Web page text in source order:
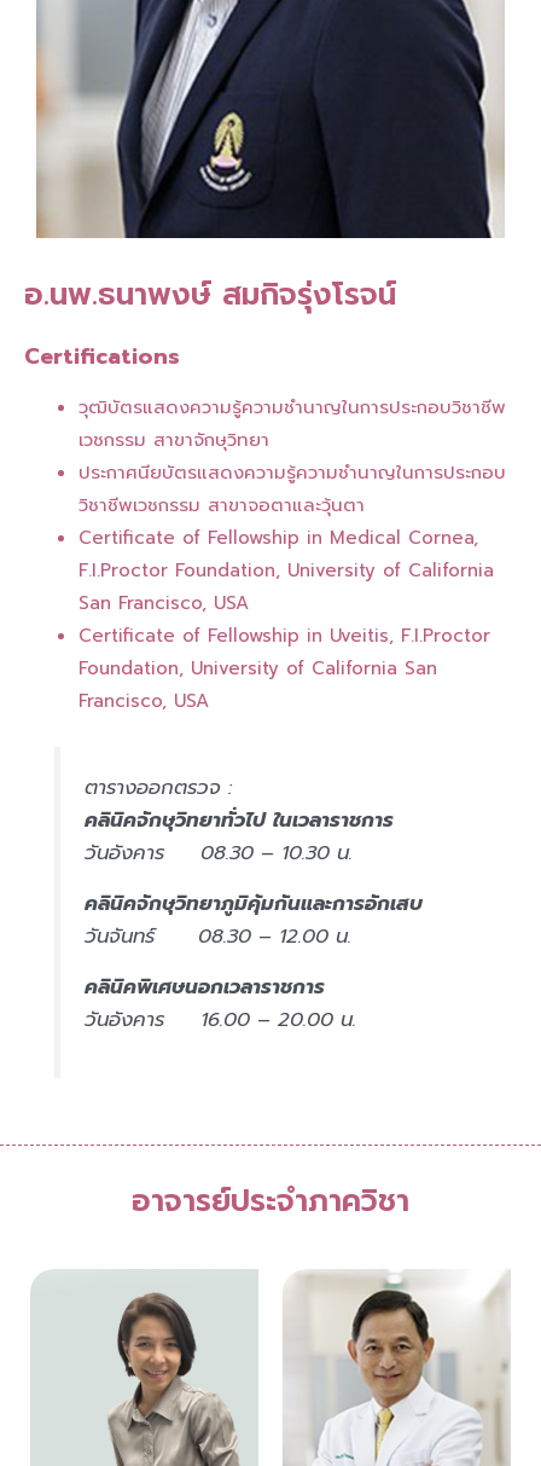
อ.นพ.ธนาพงษ์ สมกิจรุ่งโรจน์
Certifications
วุฒิบัตรแสดงความรู้ความชำนาญในการประกอบวิชาชีพ
เวชกรรม สาขาจักษุวิทยา
ประกาศนียบัตรแสดงความรู้ความชำนาญในการประกอบ
วิชาชีพเวชกรรม สาขาจอตาและวุ้นตา
Certificate of Fellowship in Medical Cornea,
F.I.Proctor Foundation, University of California
San Francisco, USA
Certificate of Fellowship in Uveitis, F.I.Proctor
Foundation, University of California San
Francisco, USA
ตารางออกตรวจ :
คลินิคจักษุวิทยาทั่วไป ในเวลาราชการ
วันอังคาร 08.30 – 10.30 น.
คลินิคจักษุวิทยาภูมิคุ้มกันและการอักเสบ
วันจันทร์ 08.30 – 12.00 น.
คลินิคพิเศษนอกเวลาราชการ
วันอังคาร 16.00 – 20.00 น.
อาจารย์ประจำภาควิชา